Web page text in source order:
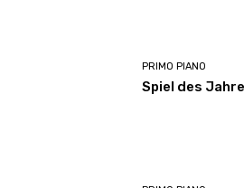
PRIMO PIANO
Spiel des